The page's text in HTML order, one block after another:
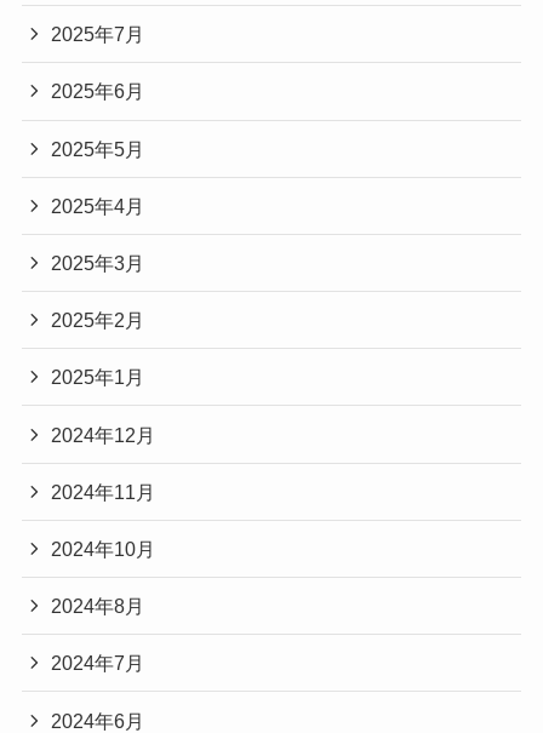
2025年7月
2025年6月
2025年5月
2025年4月
2025年3月
2025年2月
2025年1月
2024年12月
2024年11月
2024年10月
2024年8月
2024年7月
2024年6月